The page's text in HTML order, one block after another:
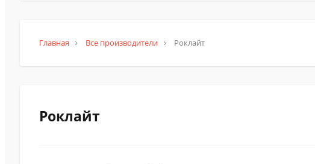
Главная Все производители Роклайт
Роклайт